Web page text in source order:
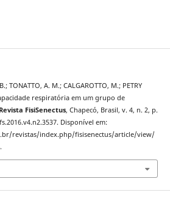
TONATTO, A. M.; CALGAROTTO, M.; PETRY
respiratória em um grupo de
Revista FisiSenectus, Chapecó, Brasil, v. 4, n. 2, p.
Disponível em:
revistas/index.php/fisisenectus/article/view/